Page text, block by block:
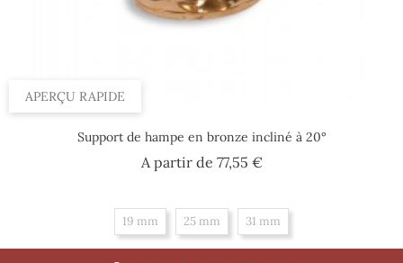
APERÇU RAPIDE
Support de hampe en bronze incliné à 20°
A partir de 77,55 €Prix
19 mm 25 mm 31 mm